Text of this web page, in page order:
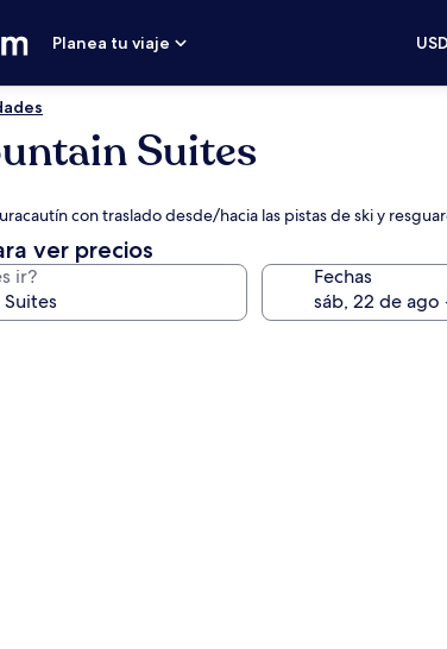
Planea tu viaje
USD
Suites
con traslado desde/hacia las pistas de ski y
ver precios
ir? Fechas